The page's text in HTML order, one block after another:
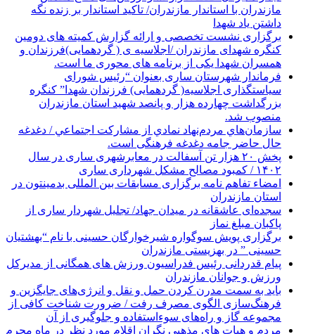
مازندران با استاندار مازندران/ تاکید استاندار بر زنده نگه
داشتن یاد شهدا
برگزاری نشست تخصصی و ارائه گزارش کمیته های دومین
کنگره شهدای مازندران /اجلاسیه ی ( گردهمایی)فرزندان و
همسران شهدا یکی از برنامه های محوری ما است.
فرماندار شهرستان ساری بعنوان “رئیس شورای
سیاستگذاری اجلاسیه( گردهمایی) فرزندان شهدا” کنگره
بزرگداشت چهارده هزار و پانصد شهید استان مازندران
منصوب شد.
سازمان‌هاي مردم‌نهاد نمادي از مشاركت اجتماعي / دغدغه
حال حاضر جامه دغدغه فرهنگی است.
پخش ۲۰ هزار تن آسفالت در معابرشهری ساری در سال
۱۴۰۲ / کمبود مصالح مشکل شهرداری ساری
امضاء تفاهم نامه برگزاری مسابقات بین المللی بدمینتون در
استان مازندران
سجده‌ای عاشقانه در میدان جهاد/ تجلیل شهردار ساری از
پاکبان مبلغ نماز
برگزاری پویش سوگواره شیرخوارگان حسینی با نام “بهشتیان
حسینی ” در بهزیستی مازندران
پیام قدردانی رئیس فدراسیون ورزش های همگانی از مدیرکل
ورزش و جوانان مازندران
باید به سمت مدرن کردن حمل و نقل و انرژی‌های جایگزین و
فرهنگ‌سازی الگوی مصرف رفت / ضرورت شناخت کافی از
مجموعه گاز و راه‌های سوءاستفاده و جلوگیری از آن
مردم و هیات های مذهبی نگران اقلام مورد نظر در ماه محرم